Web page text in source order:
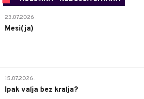
23.07.2026.
Mesi(ja)
15.07.2026.
Ipak valja bez kralja?